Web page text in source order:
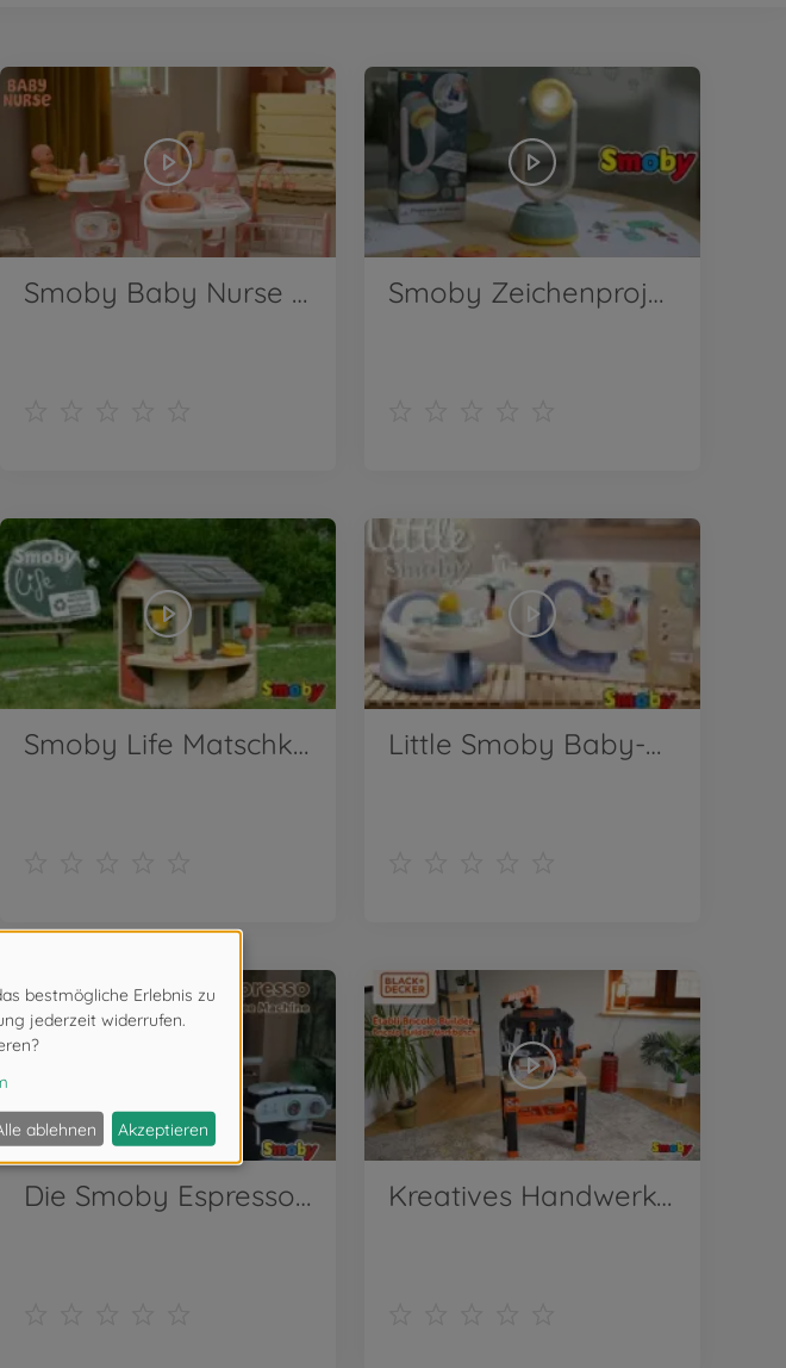
Smoby Baby Nurse Puppen-Spielcenter Smoby Zeichenprojektor
Smoby Life Matschküchen-Spielhaus Little Smoby Baby-Badesitz
Die Smoby Espresso-Kaffeemaschine bietet großen Spielspaß für kleine Baristas. Kreatives Handwerken für kleine Heimwerker-Profis!